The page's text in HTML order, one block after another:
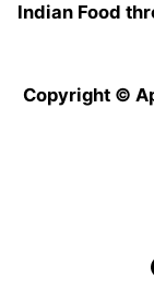
Indian Food
Copyright ©